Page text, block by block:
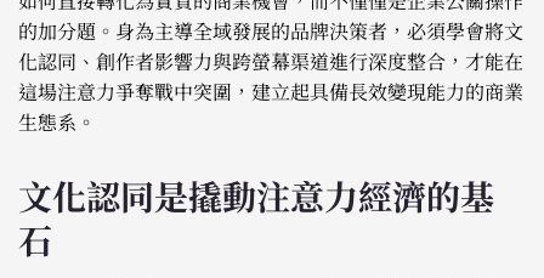
的加分題。身為主導全域發展的品牌決策者，必須學會將文
化認同、創作者影響力與跨螢幕渠道進行深度整合，才能在
這場注意力爭奪戰中突圍，建立起具備長效變現能力的商業
生態系。
文化認同是撬動注意力經濟的基
石